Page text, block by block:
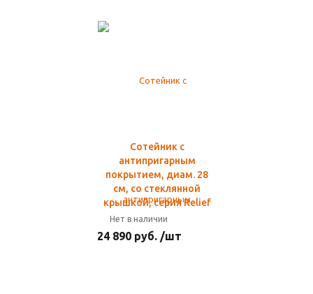
Сотейник с
антипригарным
покрытием, диам. 28
см, со стеклянной
крышкой, серия Relief
Нет в наличии
24 890 руб. /шт